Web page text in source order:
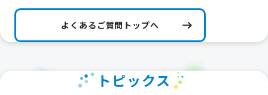
よくあるご質問トップへ
トピックス